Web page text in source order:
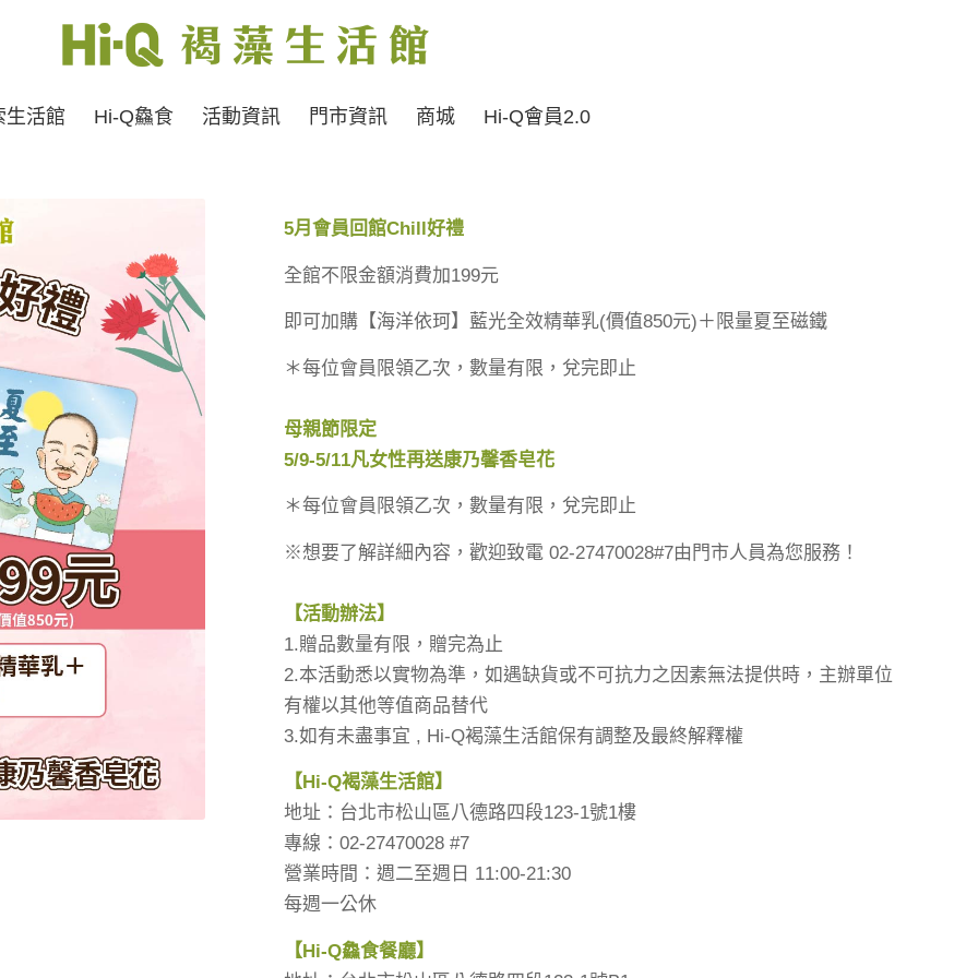
生活館 Hi-Q鱻食 活動資訊 門市資訊 商城 Hi-Q會員2.0
5月會員回館Chill好禮
全館不限金額消費加199元
即可加購【海洋依珂】藍光全效精華乳(價值850元)＋限量夏至磁鐵
＊每位會員限領乙次，數量有限，兌完即止
母親節限定
5/9-5/11凡女性再送康乃馨香皂花
＊每位會員限領乙次，數量有限，兌完即止
※想要了解詳細內容，歡迎致電 02-27470028#7由門市人員為您服務！
【活動辦法】
1.贈品數量有限，贈完為止
2.本活動悉以實物為準，如遇缺貨或不可抗力之因素無法提供時，主辦單位
有權以其他等值商品替代
3.如有未盡事宜 , Hi-Q褐藻生活館保有調整及最終解釋權
【Hi-Q褐藻生活館】
地址：台北市松山區八德路四段123-1號1樓
專線：02-27470028 #7
營業時間：週二至週日 11:00-21:30
每週一公休
【Hi-Q鱻食餐廳】